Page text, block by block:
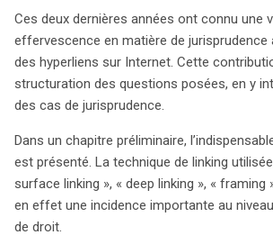
L’usage des hyperliens sur Internet
juridiques de plus en plus intenses,
évolution rapide de la jurisprudence ces
années. Cet article examine de manière
une analyse approfondie de divers cas
Le premier chapitre pose les bases
essentielles, en détaillant les différentes
linking telles que le « surface linking », le
le « framing » et l’« inlining ». Chacune
Ces deux dernières années ont connu une
effervescence en matière de jurisprudence
des hyperliens sur Internet. Cette
structuration des questions posées, en y
des cas de jurisprudence.
Dans un chapitre préliminaire,
est présenté. La technique de linking
surface linking », « deep linking », « framing
en effet une incidence importante au
de droit.